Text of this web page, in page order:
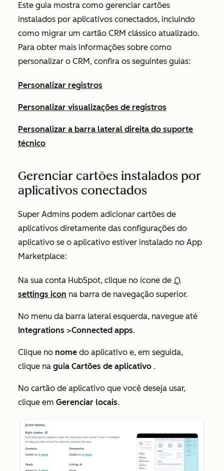
Este guia mostra como gerenciar cartões
instalados por aplicativos conectados, incluindo
como migrar um cartão CRM clássico atualizado.
Para obter mais informações sobre como
personalizar o CRM, confira os seguintes guias:
Personalizar registros
Personalizar visualizações de registros
Personalizar a barra lateral direita do suporte
técnico
Gerenciar cartões instalados por
aplicativos conectados
Super Admins podem adicionar cartões de
aplicativos diretamente das configurações do
aplicativo se o aplicativo estiver instalado no App
Marketplace:
Na sua conta HubSpot, clique no ícone de
settings icon na barra de navegação superior.
No menu da barra lateral esquerda, navegue até
Integrations >Connected apps.
Clique no nome do aplicativo e, em seguida,
clique na guia Cartões de aplicativo .
No cartão de aplicativo que você deseja usar,
clique em Gerenciar locais.